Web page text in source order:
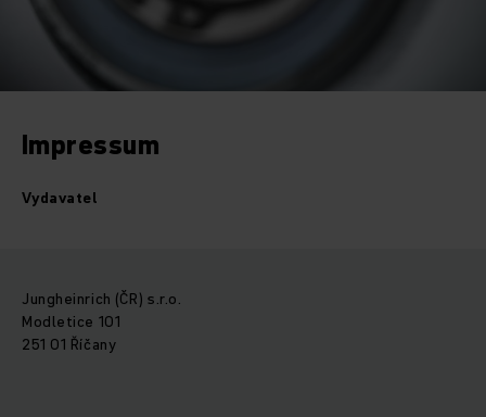
Impressum
Vydavatel
Jungheinrich (ČR) s.r.o.
Modletice 101
251 01 Říčany